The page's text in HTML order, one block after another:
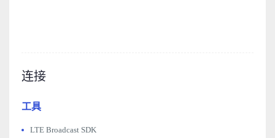
连接
工具
LTE Broadcast SDK